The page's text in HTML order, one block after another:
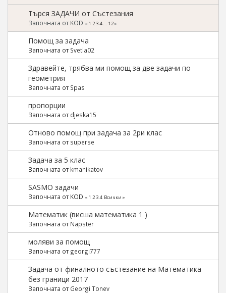
Търся ЗАДАЧИ от Състезания
Започната от KOD « 1 234... 12»
Помощ за задача
Започната от Svetla02
Здравейте, трябва ми помощ за две задачи по
геометрия
Започната от Spas
пропорции
Започната от djeska15
Отново помощ при задача за 2ри клас
Започната от superse
Задача за 5 клас
Започната от kmanikatov
SASMO задачи
Започната от KOD « 1 234 Всички »
Математик (висша математика 1 )
Започната от Napster
моляви за помощ
Започната от georgi777
Задача от финалното състезание на Математика
без граници 2017
Започната от Georgi Tonev